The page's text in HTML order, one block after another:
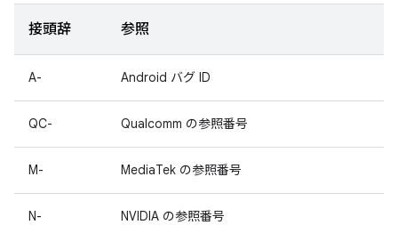
接頭辞 参照
A- Android バグ ID
QC- Qualcomm の参照番号
M- MediaTek の参照番号
N- NVIDIA の参照番号